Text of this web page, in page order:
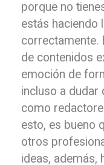
porque no
estás haciendo
correctamente.
de contenidos
emoción de
incluso a dudar
como
esto, es bueno
otros
ideas, además,